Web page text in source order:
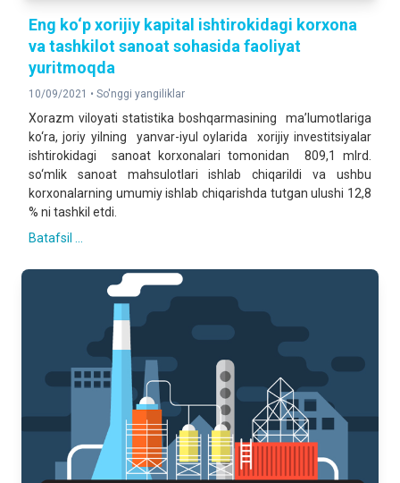
Eng ko‘p xorijiy kapital ishtirokidagi korxona
va tashkilot sanoat sohasida faoliyat
yuritmoqda
10/09/2021 • So'nggi yangiliklar
Xorazm viloyati statistika boshqarmasining ma’lumotlariga
ko‘ra, joriy yilning yanvar-iyul oylarida xorijiy investitsiyalar
ishtirokidagi sanoat korxonalari tomonidan 809,1 mlrd.
so‘mlik sanoat mahsulotlari ishlab chiqarildi va ushbu
korxonalarning umumiy ishlab chiqarishda tutgan ulushi 12,8
% ni tashkil etdi.
Batafsil ...